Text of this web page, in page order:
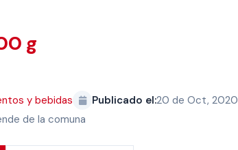
g
y bebidas Publicado el:20 de Oct, 2020
de la comuna